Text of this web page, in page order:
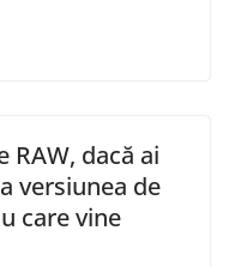
dacă ai
versiunea de
care vine